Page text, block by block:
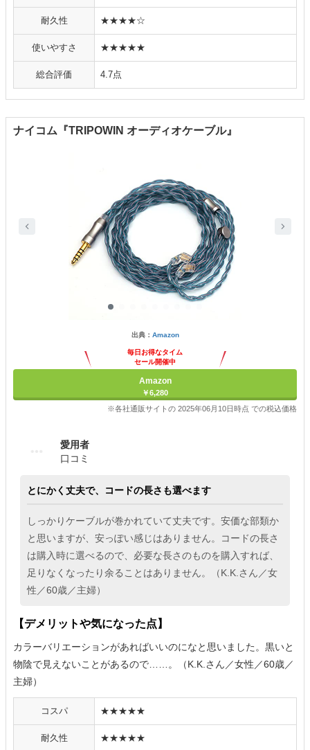
耐久性 ★★★★☆
使いやすさ ★★★★★
総合評価 4.7点
ナイコム『TRIPOWIN オーディオケーブル』
出典： Amazon
毎日お得なタイム
セール開催中
Amazon
￥6,280
※各社通販サイトの 2025年06月10日時点 での税込価格
愛用者
口コミ
とにかく丈夫で、コードの長さも選べます
しっかりケーブルが巻かれていて丈夫です。安価な部類か
と思いますが、安っぽい感じはありません。コードの長さ
は購入時に選べるので、必要な長さのものを購入すれば、
足りなくなったり余ることはありません。（K.K.さん／女
性／60歳／主婦）
【デメリットや気になった点】
カラーバリエーションがあればいいのになと思いました。黒いと
物陰で見えないことがあるので……。（K.K.さん／女性／60歳／
主婦）
コスパ ★★★★★
耐久性 ★★★★★